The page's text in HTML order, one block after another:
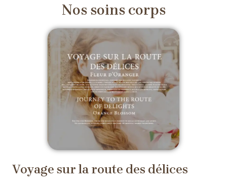
Nos soins corps
Voyage sur la route des délices